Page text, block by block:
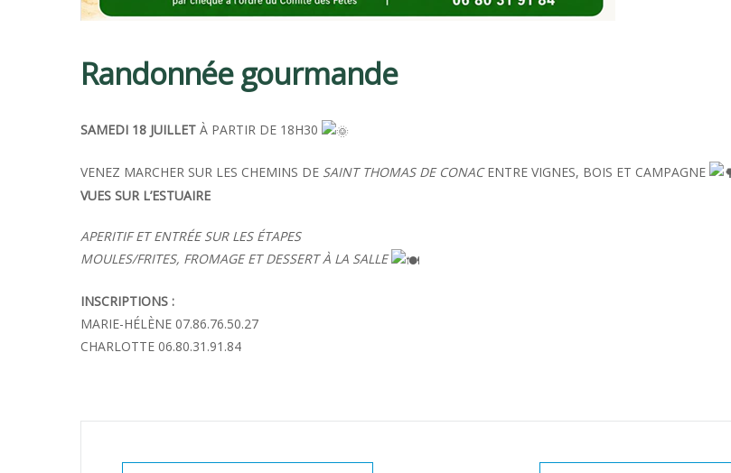
Randonnée gourmande
SAMEDI 18 JUILLET À PARTIR DE 18H30
VENEZ MARCHER SUR LES CHEMINS DE SAINT THOMAS DE CONACENTRE VIGNES, BOIS ET CAMPAGNE
VUES SUR L’ESTUAIRE
APERITIF ET ENTRÉE SUR LES ÉTAPES
MOULES/FRITES, FROMAGE ET DESSERT À LA SALLE
INSCRIPTIONS :
MARIE-HÉLÈNE 07.86.76.50.27
CHARLOTTE 06.80.31.91.84